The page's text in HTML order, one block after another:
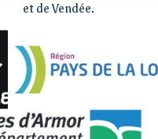
et de Vendée.